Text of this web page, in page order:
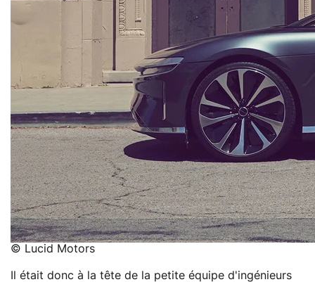
© Lucid Motors
Il était donc à la tête de la petite équipe d'ingénieurs